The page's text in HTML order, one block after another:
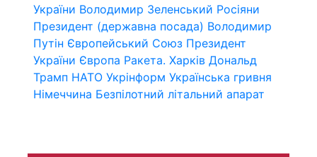
України Володимир Зеленський Росіяни
Президент (державна посада) Володимир
Путін Європейський Союз Президент
України Європа Ракета. Харків Дональд
Трамп НАТО Укрінформ Українська гривня
Німеччина Безпілотний літальний апарат